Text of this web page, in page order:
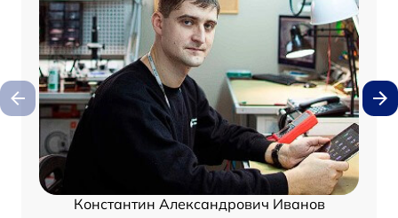
Константин Александрович Иванов